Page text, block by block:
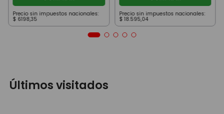
Precio sin impuestos nacionales:
$ 6198,35
Precio sin impuestos nacionales:
$ 18.595,04
Últimos visitados